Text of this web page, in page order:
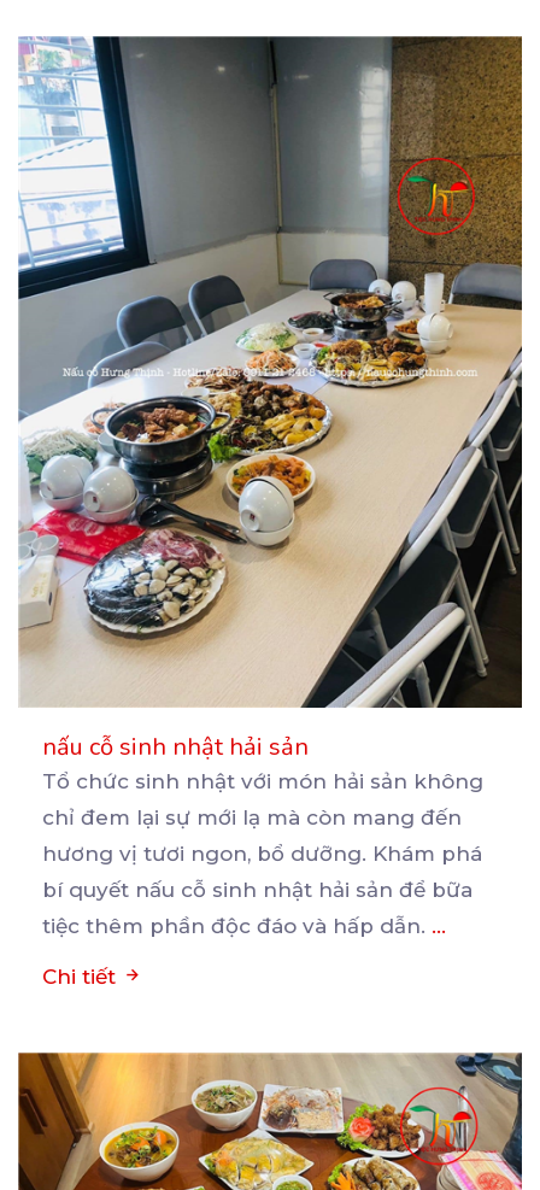
nấu cỗ sinh nhật hải sản
Tổ chức sinh nhật với món hải sản không
chỉ đem lại sự mới lạ mà còn mang đến
hương vị tươi ngon, bổ dưỡng. Khám phá
bí quyết nấu cỗ sinh nhật hải sản để bữa
tiệc thêm phần độc đáo và hấp dẫn. ...
Chi tiết